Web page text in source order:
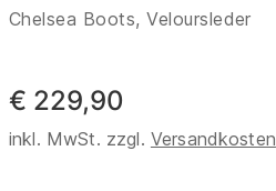
Chelsea Boots, Veloursleder
€ 229,90
inkl. MwSt. zzgl. Versandkosten